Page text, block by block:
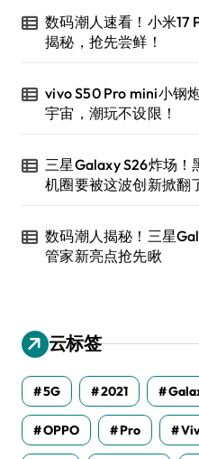
数码潮人速看！小米17
揭秘，抢先尝鲜！
vivo S50 Pro mini小钢
宇宙，潮玩不设限！
三星Galaxy S26炸场！
机圈要被这波创新掀翻
数码潮人揭秘！三星
管家新亮点抢先瞅
云标签
5G 2021
OPPO Pro